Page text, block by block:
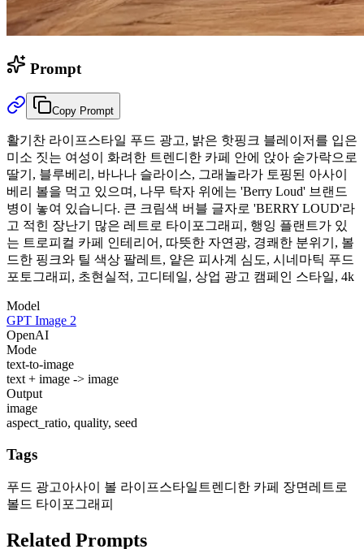
Prompt
Copy Prompt
활기찬 라이프스타일 푸드 광고, 밝은 핫핑크 블레이저를 입은
미소 짓는 여성이 화려한 트렌디한 카페 안에 앉아 숟가락으로
딸기, 블루베리, 바나나 슬라이스, 그래놀라가 토핑된 아사이
베리 볼을 먹고 있으며, 나무 탁자 위에는 'Berry Loud' 브랜드
병이 놓여 있습니다. 큰 크림색 버블 글자로 'BERRY LOUD'라
고 적힌 장난기 많은 레트로 타이포그래피, 행잉 플랜트가 있
는 트로피컬 카페 인테리어, 따뜻한 자연광, 경쾌한 분위기, 볼
드한 핑크와 틸 색상 팔레트, 얕은 피사계 심도, 시네마틱 푸드
포토그래피, 초현실적, 고디테일, 상업 광고 캠페인 스타일, 4k
Model
GPT Image 2
OpenAI
Mode
text-to-image
text + image -> image
Output
image
aspect_ratio, quality, seed
Tags
푸드 광고아사이 볼 라이프스타일 트렌디한 카페 장면 레트로
볼드 타이포그래피
Related Prompts